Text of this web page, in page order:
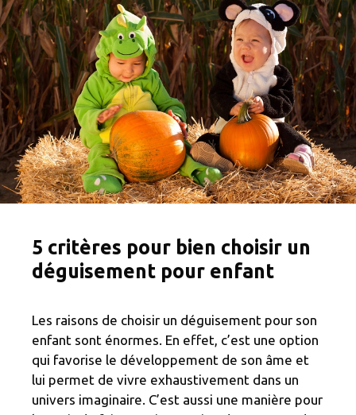
5 critères pour bien choisir un
déguisement pour enfant
Les raisons de choisir un déguisement pour son
enfant sont énormes. En effet, c’est une option
qui favorise le développement de son âme et
lui permet de vivre exhaustivement dans un
univers imaginaire. C’est aussi une manière pour